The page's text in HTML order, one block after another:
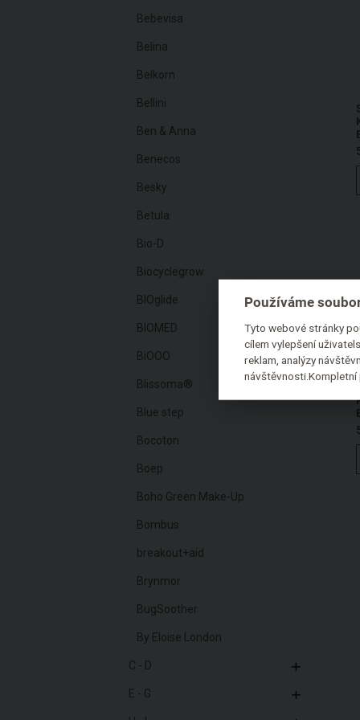
Bebevisa
Belina
Belkorn
Bellini
Ben & Anna
Benecos
Besky
Betula
Bio-D
Biocyclegrow
BIOglide
BIOMED
BiOOO
Blissoma®
Blue step
Bocoton
Boep
Boho Green Make-Up
Bombus
breakout+aid
Brynmor
BugSoother
By Eloise London
C - D
E - G
Používáme
Tyto webové stránky
cílem vylepšení
reklam, analýzy
návštěvnosti.Kompletní